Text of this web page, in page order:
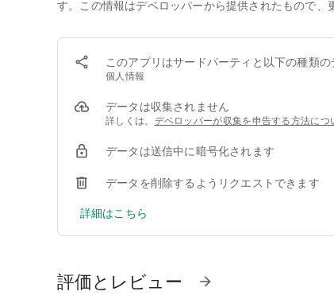
会員情報やポイントもひと目でわかる
【会員特典を利用する】
クラブカードの代わりに使えるデジタル会員証
す。この情報はデベロッパーから提供されたもので、
このアプリはサードパーティと以下の種類
個人情報
データは収集されません
詳しくは、 デベロッパーが収集を申告する方法につ
データは送信中に暗号化されます
データを削除するようリクエストできます
詳細はこちら
評価とレビュー arrow_forward